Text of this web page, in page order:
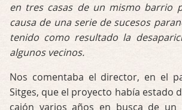
en tres casas de un mismo barrio
causa de una serie de sucesos
tenido como resultado la
algunos vecinos.
Nos comentaba el director, en el
Sitges, que el proyecto había estado
cajón varios años en busca de un